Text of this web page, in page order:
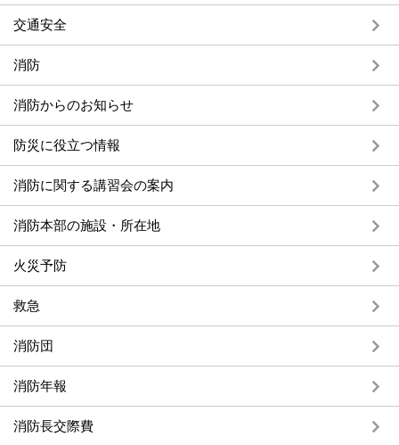
交通安全
消防
消防からのお知らせ
防災に役立つ情報
消防に関する講習会の案内
消防本部の施設・所在地
火災予防
救急
消防団
消防年報
消防長交際費